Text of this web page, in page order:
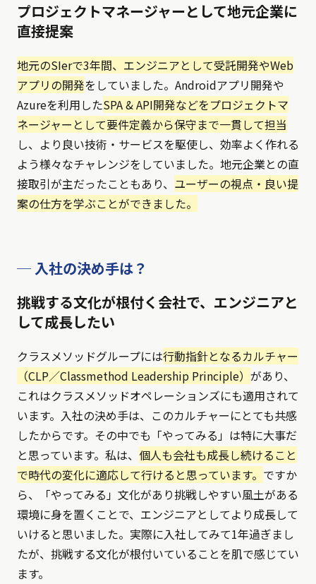
プロジェクトマネージャーとして地元企業に
直接提案
地元のSIerで3年間、エンジニアとして受託開発やWeb
アプリの開発をしていました。Androidアプリ開発や
Azureを利用したSPA & API開発などをプロジェクトマ
ネージャーとして要件定義から保守まで一貫して担当
し、より良い技術・サービスを駆使し、効率よく作れる
よう様々なチャレンジをしていました。地元企業との直
接取引が主だったこともあり、 ユーザーの視点・良い提
案の仕方を学ぶことができました。
─ 入社の決め手は？
挑戦する文化が根付く会社で、エンジニアと
して成長したい
クラスメソッドグループには行動指針となるカルチャー
（CLP／Classmethod Leadership Principle） があり、
これはクラスメソッドオペレーションズにも適用されて
います。入社の決め手は、このカルチャーにとても共感
したからです。その中でも「やってみる」は特に大事だ
と思っています。私は、 個人も会社も成長し続けること
で時代の変化に適応して行けると思っています。 ですか
ら、「やってみる」文化があり挑戦しやすい風土がある
環境に身を置くことで、エンジニアとしてより成長して
いけると思いました。実際に入社してみて1年過ぎまし
たが、挑戦する文化が根付いていることを肌で感じてい
ます。